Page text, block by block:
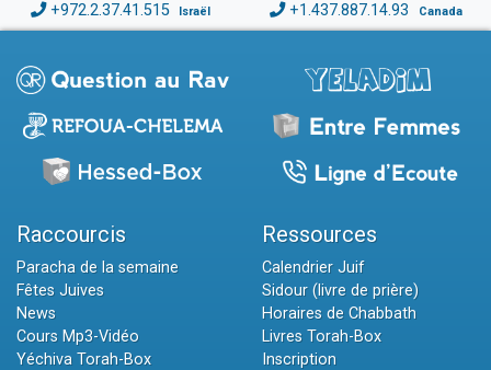
+972.2.37.41.515 Israël +1.437.887.14.93 Canada
Raccourcis
Paracha de la semaine
Fêtes Juives
News
Cours Mp3-Vidéo
Yéchiva Torah-Box
Ressources
Calendrier Juif
Sidour (livre de prière)
Horaires de Chabbath
Livres Torah-Box
Inscription